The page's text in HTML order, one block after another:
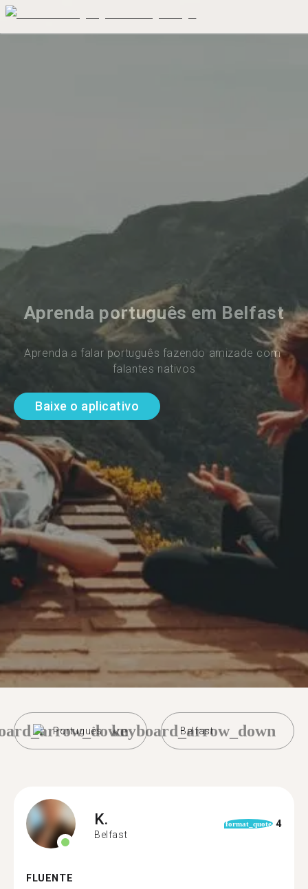
Aprenda português em Belfast
Aprenda a falar português fazendo amizade com
falantes nativos
Baixe o aplicativo
Português Belfast
keyboard_arrow_down
K.
Belfast
format_quote 4
FLUENTE